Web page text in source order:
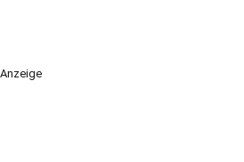
Anzeige